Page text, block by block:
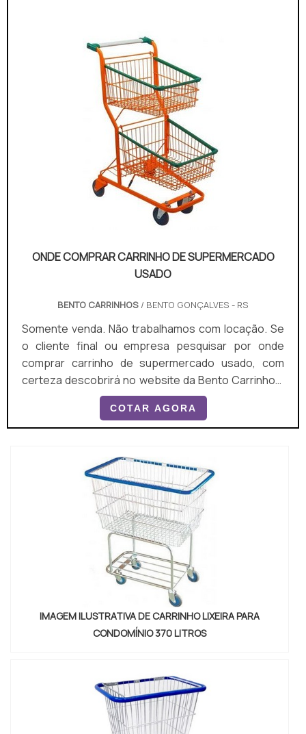
comprometimento com os...
ONDE COMPRAR CARRINHO DE SUPERMERCADO
USADO
BENTO CARRINHOS / BENTO GONÇALVES - RS
Somente venda. Não trabalhamos com locação. Se
o cliente final ou empresa pesquisar por onde
comprar carrinho de supermercado usado, com
certeza descobrirá no website da Bento Carrinhos.
Elaborando um orçamento detalhado na maior vitrine
da indústria e achando a líder em qualidade, a
aquisição é mais segura. MAIS SOBRE ONDE
Quem busca por onde comprar carrinho de
supermercado usado em uma empres...
COTAR AGORA
IMAGEM ILUSTRATIVA DE CARRINHO LIXEIRA PARA
CONDOMÍNIO 370 LITROS